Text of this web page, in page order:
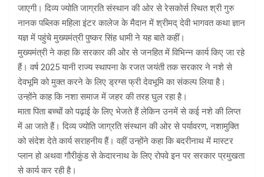
जाएगी। दिव्य ज्योति जाग्रति संस्थान की ओर से रेसकोर्स स्थित श्री गुरु
नानक पब्लिक महिला इंटर कालेज के मैदान में श्रीमद् देवी भागवत कथा ज्ञान
यज्ञ में पहुंचे मुख्यमंत्री पुष्कर सिंह धामी ने यह बाते कहीं।
मुख्यमंत्री ने कहा कि सरकार की ओर से जनहित में विभिन्न कार्य किए जा रहे
हैं। वर्ष 2025 यानी राज्य स्थापना के रजत जयंती तक सरकार ने नशे से
देवभूमि को मुक्त करने के लिए ड्रग्स फ्री देवभूमि का संकल्प लिया है।
उन्होंने काह कि नशा समाज में जहर की तरह घुल रहा है।
माता पिता बच्चोंं को पढ़ाई के लिए भेजते हैं लेकिन उनमें से कई नशे की लिप्त
में आ जाते हैं। दिव्य ज्योति जाग्रति संस्थान की ओर से पर्यावरण, नशामुक्ति
को संदेश देते कार्य सराहनीय हैं। वहीं उन्होंने कहा कि बदरीनाथ में मास्टर
प्लान हो अथवा गौरीकुंड से केदारनाथ के लिए रोपवे इन पर सरकार प्रमुखता
से कार्य कर रही है।